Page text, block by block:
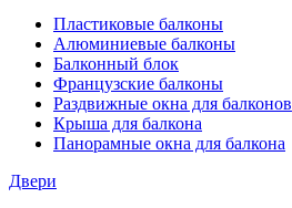
Пластиковые балконы
Алюминиевые балконы
Балконный блок
Французские балконы
Раздвижные окна для балконов
Крыша для балкона
Панорамные окна для балкона
Двери